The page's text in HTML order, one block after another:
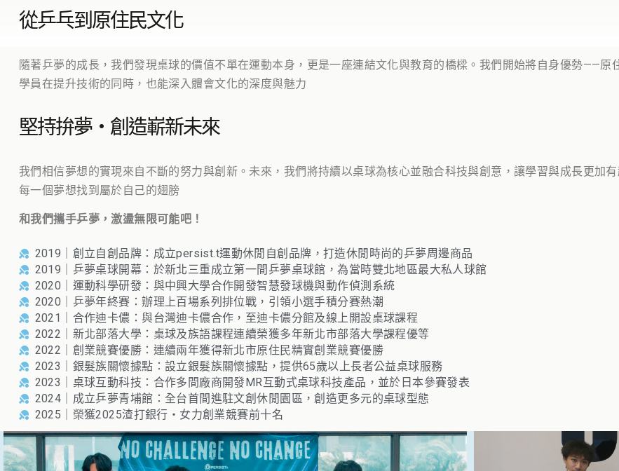
從乒乓到原住民文化
隨著乒夢的成長，我們發現桌球的價值不單在運動本身，更是一座連結文化與教育的橋樑。我們開始將自身優勢——
學員在提升技術的同時，也能深入體會文化的深度與魅力
堅持拚夢・創造嶄新未來
我們相信夢想的實現來自不斷的努力與創新。未來，我們將持續以桌球為核心並融合科技與創意，讓學習與成長更加
每一個夢想找到屬於自己的翅膀
和我們攜手乒夢，激盪無限可能吧！
2019｜創立自創品牌：成立persist.t運動休閒自創品牌，打造休閒時尚的乒夢周邊商品​
2019｜乒夢桌球開幕：於新北三重成立第一間乒夢桌球館，為當時雙北地區最大私人球館
2020｜運動科學研發：與中興大學合作開發智慧發球機與動作偵測系統
2020｜乒夢年終賽：辦理上百場系列排位戰，引領小選手積分賽熱潮
2021｜合作迪卡儂：與台灣迪卡儂合作，至迪卡儂分館及線上開設桌球課程
2022｜新北部落大學：桌球及族語課程連續榮獲多年新北市部落大學課程優等
2022｜創業競賽優勝：連續兩年獲得新北市原住民精實創業競賽優勝
2023｜銀髮族關懷據點：設立銀髮族關懷據點，提供65歲以上長者公益桌球服務
2023｜桌球互動科技：合作多間廠商開發MR互動式桌球科技產品，並於日本參賽發表
2024｜成立乒夢青埔館：全台首間進駐文創休閒園區，創造更多元的桌球型態
2025｜榮獲2025渣打銀行・女力創業競賽前十名